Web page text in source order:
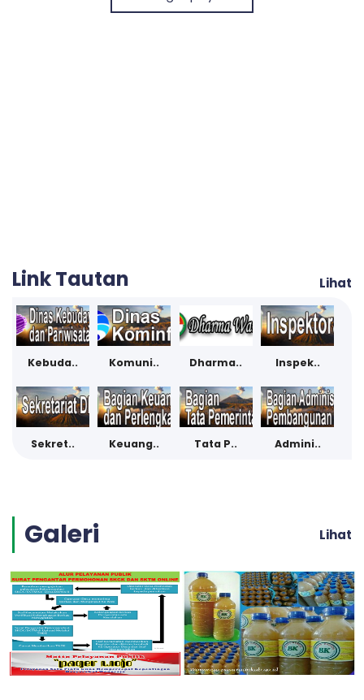
Link Tautan Lihat
Kebuda.. Komuni.. Dharma.. Inspek..
Sekret.. Keuang.. Tata P.. Admini..
Galeri Lihat